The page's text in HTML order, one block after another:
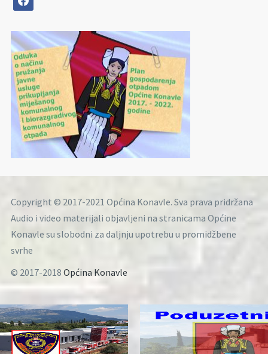
Copyright © 2017-2021 Općina Konavle. Sva prava pridržana
Audio i video materijali objavljeni na stranicama Općine
Konavle su slobodni za daljnju upotrebu u promidžbene
svrhe
© 2017-2018 Općina Konavle